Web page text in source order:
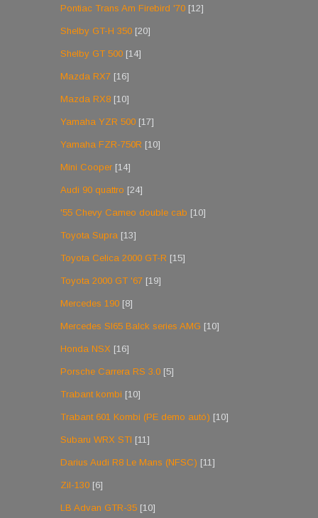
Pontiac Trans Am Firebird '70 [12]
Shelby GT-H 350 [20]
Shelby GT 500 [14]
Mazda RX7 [16]
Mazda RX8 [10]
Yamaha YZR 500 [17]
Yamaha FZR-750R [10]
Mini Cooper [14]
Audi 90 quattro [24]
'55 Chevy Cameo double cab [10]
Toyota Supra [13]
Toyota Celica 2000 GT-R [15]
Toyota 2000 GT '67 [19]
Mercedes 190 [8]
Mercedes Sl65 Balck series AMG [10]
Honda NSX [16]
Porsche Carrera RS 3.0 [5]
Trabant kombi [10]
Trabant 601 Kombi (PE demo autó) [10]
Subaru WRX STI [11]
Darius Audi R8 Le Mans (NFSC) [11]
Zil-130 [6]
LB Advan GTR-35 [10]